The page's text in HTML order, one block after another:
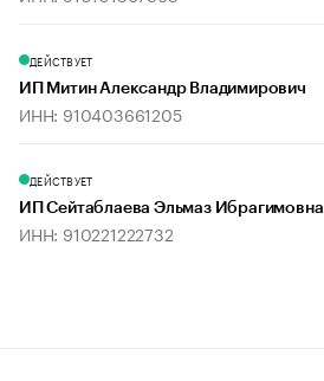
ДЕЙСТВУЕТ
ИП Митин Александр Владимирович
ИНН: 910403661205
ДЕЙСТВУЕТ
ИП Сейтаблаева Эльмаз Ибрагимовна
ИНН: 910221222732